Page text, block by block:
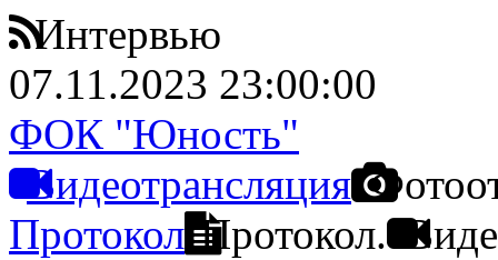
Интервью
07.11.2023 23:00:00
ФОК "Юность"
Видеотрансляция
Протокол Протокол.